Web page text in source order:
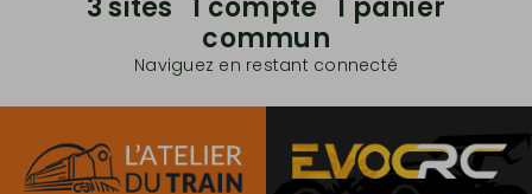
3 sites 1 compte 1 panier
commun
Naviguez en restant connecté